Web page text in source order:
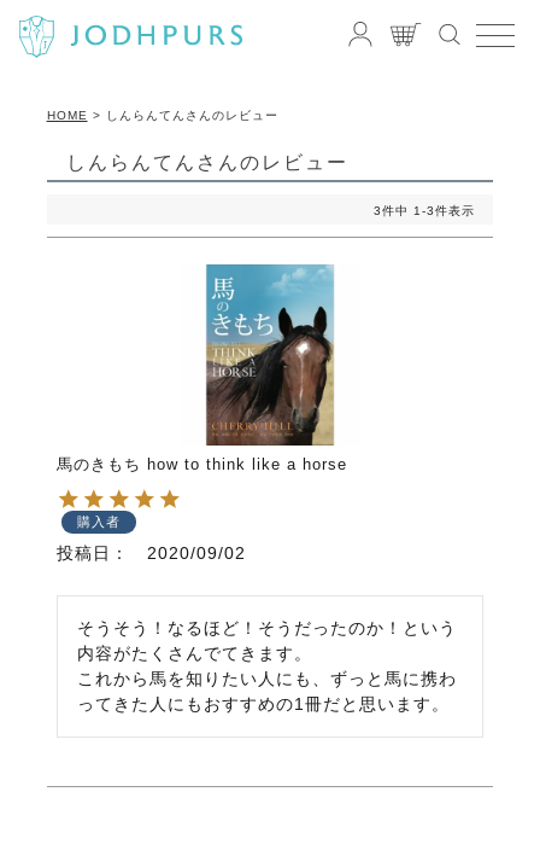
HOME しんらんてんさんのレビュー
しんらんてんさんのレビュー
3件中 1-3件表示
馬のきもち how to think like a horse
購入者
投稿日 2020/09/02
そうそう！なるほど！そうだったのか！という
内容がたくさんでてきます。
これから馬を知りたい人にも、ずっと馬に携わ
ってきた人にもおすすめの1冊だと思います。